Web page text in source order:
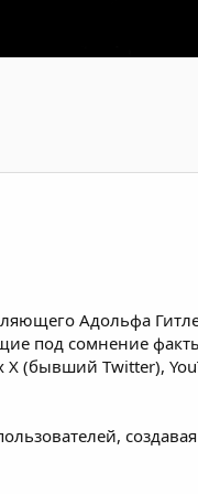
Адольфа
под сомнение
X (бывший Twitter),